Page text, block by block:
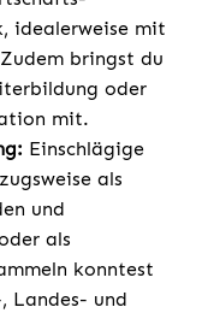
idealerweise mit
bringst du
oder
mit.
Einschlägige
als
und
als
konntest
Landes- und